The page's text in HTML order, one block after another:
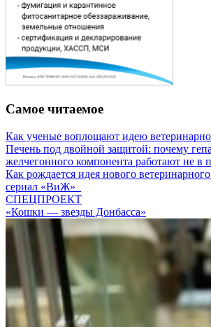
Самое читаемое
Как ученые воплощают идею
Печень под двойной защитой: почему
желчегонного компонента работают не в
Как рождается идея нового
сериал «ВиЖ»
СПЕЦПРОЕКТ
«Кошки — звезды Донбасса»